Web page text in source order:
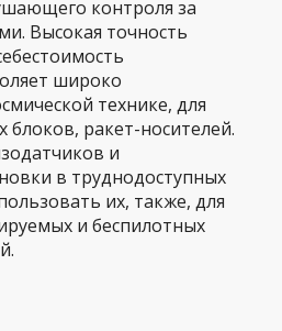
контроля за
Высокая точность
широко
технике, для
блоков, ракет-носителей.
и
в труднодоступных
их, также, для
и беспилотных